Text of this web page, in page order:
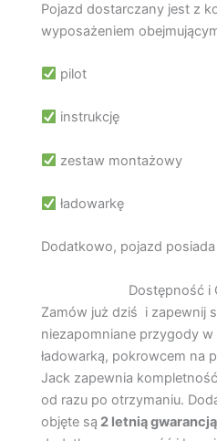
Pojazd dostarczany jest z
wyposażeniem
pilot
instrukcję
zestaw montażowy
ładowarkę
Dodatkowo, pojazd
Dostępność i
Zamów już dziś i zapewnij
niezapomniane przygody w
ładowarką, pokrowcem na
Jack zapewnia
od razu po otrzymaniu.
objęte są 2 letnią